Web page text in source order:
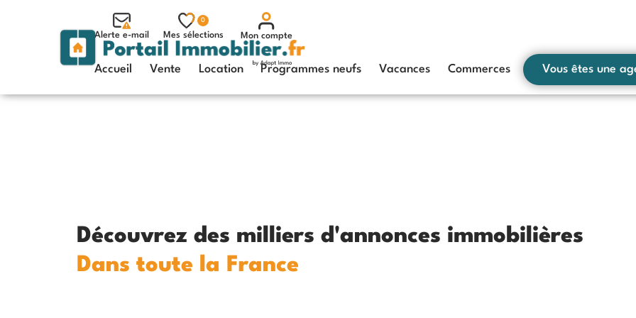
Alerte e-mail
0
Mes sélections Mon compte
Accueil Vente Location Programmes neufs Vacances Commerces Vous êtes une
Découvrez des milliers d'annonces immobilières
Dans toute la France